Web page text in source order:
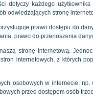
dotyczy każdego
odwiedzających stronę
prawo dostępu do
prawo do przenoszenia
stronę internetową.
internetowych, z których
osobowych w internecie,
przed dostępem osób